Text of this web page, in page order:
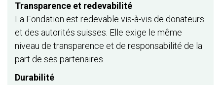
Transparence et redevabilité
La Fondation est redevable vis-à-vis de donateurs
et des autorités suisses. Elle exige le même
niveau de transparence et de responsabilité de la
part de ses partenaires.
Durabilité